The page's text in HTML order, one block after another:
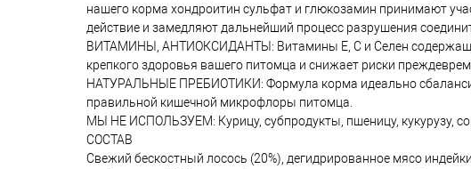
нашего корма хондроитин сульфат и глюкозамин принимают
действие и замедляют дальнейший процесс разрушения
ВИТАМИНЫ, АНТИОКСИДАНТЫ: Витамины Е, С и Селен
крепкого здоровья вашего питомца и снижает риски
НАТУРАЛЬНЫЕ ПРЕБИОТИКИ: Формула корма идеально
правильной кишечной микрофлоры питомца.
МЫ НЕ ИСПОЛЬЗУЕМ: Курицу, субпродукты, пшеницу, кукурузу,
СОСТАВ
Свежий бескостный лосось (20%), дегидрированное мясо